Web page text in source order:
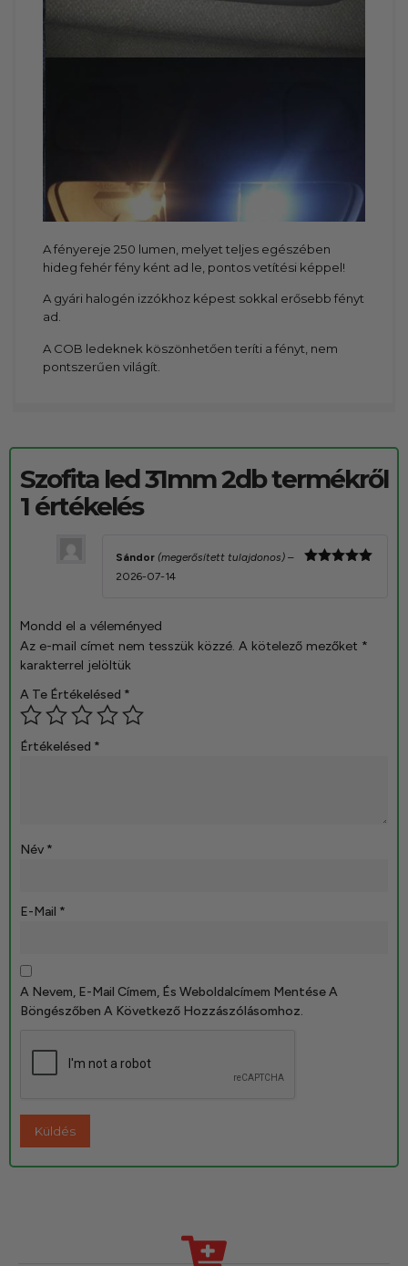
A fényereje 250 lumen, melyet teljes egészében
hideg fehér fény ként ad le, pontos vetítési képpel!
A gyári halogén izzókhoz képest sokkal erősebb fényt
ad.
A COB ledeknek köszönhetően teríti a fényt, nem
pontszerűen világít.
Szofita led 31mm 2dbtermékről
1 értékelés
Sándor (megerősített tulajdonos) –
2026-07-14
Mondd el a véleményed
Az e-mail címet nem tesszük közzé. A kötelező mezőket *
karakterrel jelöltük
A Te Értékelésed *
Értékelésed *
Név *
E-Mail *
A Nevem, E-Mail Címem, És Weboldalcímem Mentése A
Böngészőben A Következő Hozzászólásomhoz.